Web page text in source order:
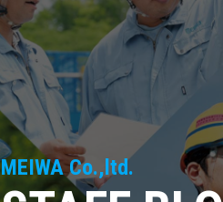
MEIWA Co.,ltd.